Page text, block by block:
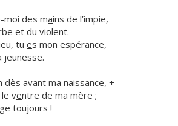
moi des mains de l’impie,
et du violent.
tu es mon espérance,
jeunesse.
dès avant ma naissance, +
le ventre de ma mère ;
toujours !